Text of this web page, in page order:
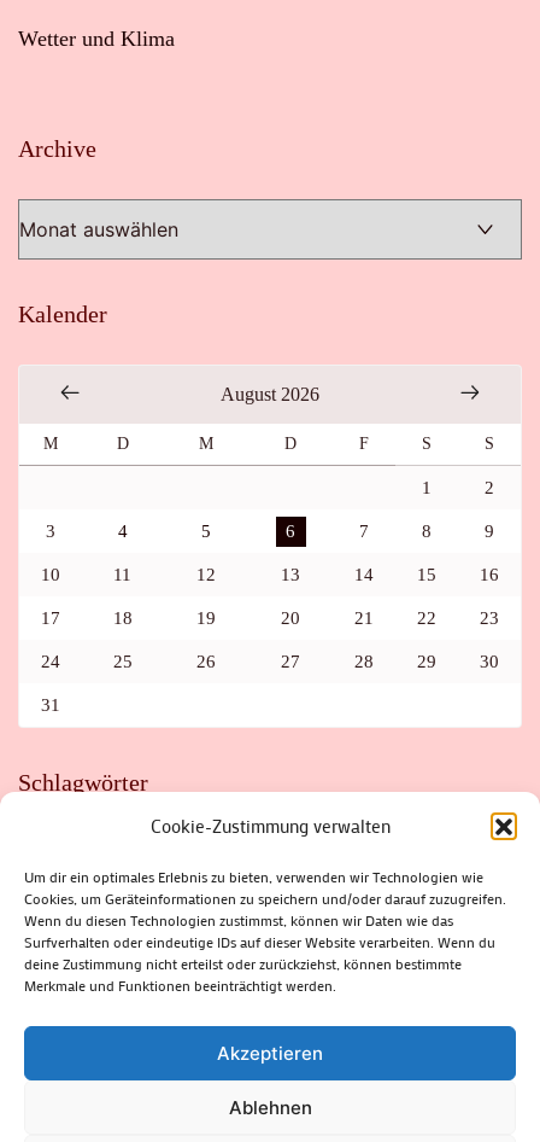
Cookie-Zustimmung verwalten
Um dir ein optimales Erlebnis zu bieten, verwenden wir Technologien wie
Cookies, um Geräteinformationen zu speichern und/oder darauf zuzugreifen.
Wenn du diesen Technologien zustimmst, können wir Daten wie das
Surfverhalten oder eindeutige IDs auf dieser Website verarbeiten. Wenn du
deine Zustimmung nicht erteilst oder zurückziehst, können bestimmte
Merkmale und Funktionen beeinträchtigt werden.
Akzeptieren
Ablehnen
Wetter und Klima
Archive
Kalender
August 2026
M D M D F S S
1 2
3 4 5 6 7 8 9
10 11 12 13 14 15 16
17 18 19 20 21 22 23
24 25 26 27 28 29 30
31
Schlagwörter
FAHRRAD
FLOHMARKT FOLK GEWINNSPIEL
HITZE
HITZEFALLE AUTO
IRISH DANCE JAZZ
KABARETT
KINDER
KIRMES KLASSIK
KLEINE SUHLER REIHE
KRIMI
KULTUR LESUNG LOTTO
MEININGEN
PARASITEN
PILZE SCHLEUSINGEN
SCHULWEG
SOMMERFERIEN
SPORT SRH
STADTFEST
STADTMARKETING
STRASSENSPERRUNG
SUHL
SUHLER FRÜHLING
SUHLER STADTMARKETING
THÜRINGER WALD
ZELLA-MEHLIS